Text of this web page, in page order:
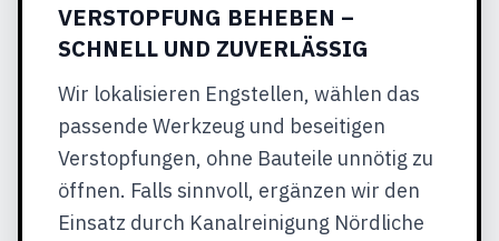
VERSTOPFUNG BEHEBEN –
SCHNELL UND ZUVERLÄSSIG
Wir lokalisieren Engstellen, wählen das
passende Werkzeug und beseitigen
Verstopfungen, ohne Bauteile unnötig zu
öffnen. Falls sinnvoll, ergänzen wir den
Einsatz durch Kanalreinigung Nördliche